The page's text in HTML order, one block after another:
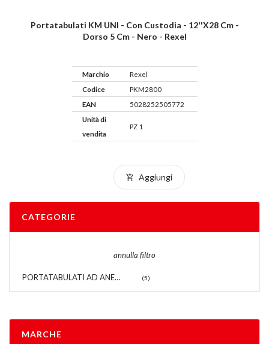
Portatabulati KM UNI - Con Custodia - 12''x28 Cm -
Dorso 5 Cm - Nero - Rexel
Marchio
Rexel
Codice
PKM2800
EAN
5028252505772
Unità di
vendita
PZ 1
Aggiungi
CATEGORIE
annulla filtro
PORTATABULATI AD ANELLI (5)
MARCHE